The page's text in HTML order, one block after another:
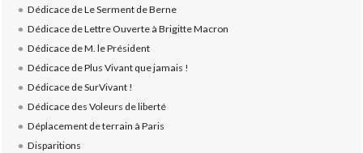
Dédicace de Le Serment de Berne
Dédicace de Lettre Ouverte à Brigitte Macron
Dédicace de M. le Président
Dédicace de Plus Vivant que jamais !
Dédicace de SurVivant !
Dédicace des Voleurs de liberté
Déplacement de terrain à Paris
Disparitions